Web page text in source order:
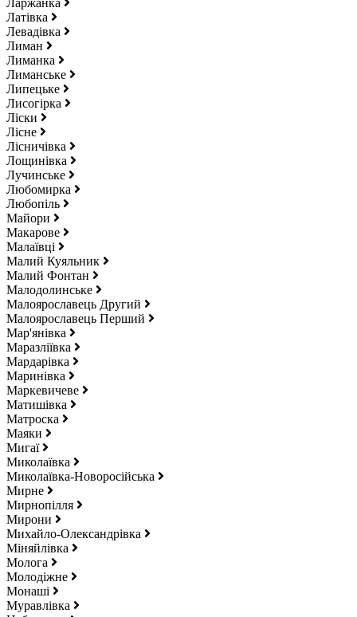
Латівка
Левадівка
Лиман
Лиманка
Лиманське
Липецьке
Лисогірка
Ліски
Лісне
Лісничівка
Лощинівка
Лучинське
Любомирка
Любопіль
Майори
Макарове
Малаївці
Малий Куяльник
Малий Фонтан
Малодолинське
Малоярославець Другий
Малоярославець Перший
Мар'янівка
Маразліївка
Мардарівка
Маринівка
Маркевичеве
Матишівка
Матроска
Маяки
Мигаї
Миколаївка
Миколаївка-Новоросійська
Мирне
Мирнопілля
Мирони
Михайло-Олександрівка
Міняйлівка
Молога
Молодіжне
Монаші
Муравлівка